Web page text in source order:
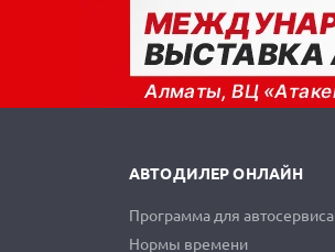
АВТОДИЛЕР ОНЛАЙН
Программа для автосервиса
Нормы времени